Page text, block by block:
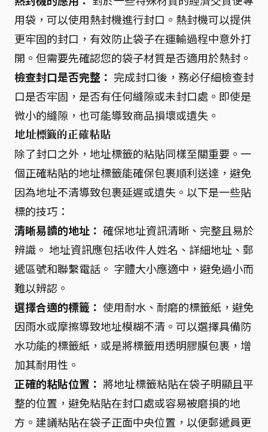
用袋，可以使用熱封機進行封口。熱封機可以提供
更牢固的封口，有效防止袋子在運輸過程中意外打
開。但需要先確認您的袋子材質是否適用於熱封。
檢查封口是否完整： 完成封口後，務必仔細檢查封
口是否牢固，是否有任何縫隙或未封口處。即使是
微小的縫隙，也可能導致商品損壞或遺失。
地址標籤的正確粘貼
除了封口之外，地址標籤的粘貼同樣至關重要。一
個正確粘貼的地址標籤能確保包裹順利送達，避免
因為地址不清導致包裹延遲或遺失。以下是一些貼
標的技巧：
清晰易讀的地址： 確保地址資訊清晰、完整且易於
辨識。 地址資訊應包括收件人姓名、詳細地址、郵
遞區號和聯繫電話。 字體大小應適中，避免過小而
難以辨認。
選擇合適的標籤： 使用耐水、耐磨的標籤紙，避免
因雨水或摩擦導致地址模糊不清。可以選擇具備防
水功能的標籤紙，或是將標籤用透明膠膜包裹，增
加其耐用性。
正確的粘貼位置： 將地址標籤粘貼在袋子明顯且平
整的位置，避免粘貼在封口處或容易被磨損的地
方。建議粘貼在袋子正面中央位置，以便郵遞員更